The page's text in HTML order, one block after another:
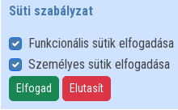
10. Pen Club Kassák L.
1 megtekintés
Süti szabályzat
Funkcionális sütik elfogadása
Személyes sütik elfogadása
Elfogad Elutasít